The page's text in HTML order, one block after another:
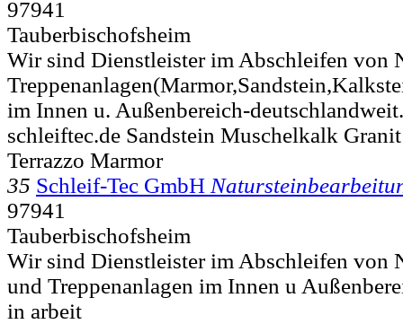
97941
Tauberbischofsheim
Wir sind Dienstleister im Abschleifen von
im Innen u. Außenbereich-
schleiftec.de Sandstein Muschelkalk
Terrazzo Marmor
35 Schleif-Tec GmbH
97941
Tauberbischofsheim
Wir sind Dienstleister im Abschleifen von
und Treppenanlagen im Innen u
in arbeit